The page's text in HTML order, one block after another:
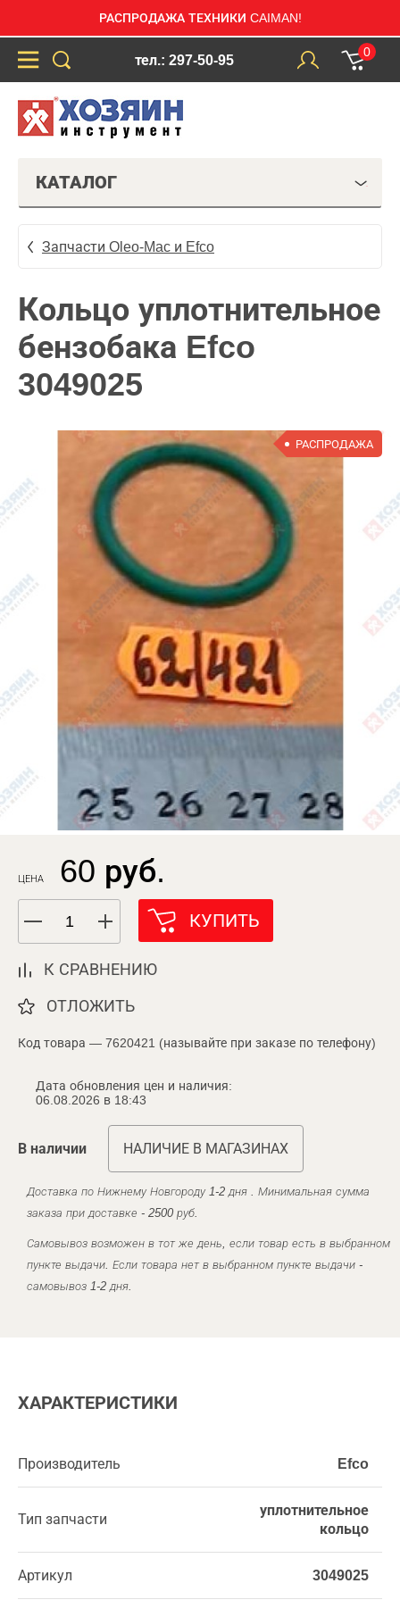
РАСПРОДАЖА ТЕХНИКИ CAIMAN!
тел.: 297-50-95
0
КАТАЛОГ
Запчасти Oleo-Mac и Efco
Кольцо уплотнительное
бензобака Efco
3049025
РАСПРОДАЖА
ЦЕНА 60 руб.
КУПИТЬ
К СРАВНЕНИЮ
ОТЛОЖИТЬ
Код товара — 7620421 (называйте при заказе по телефону)
Дата обновления цен и наличия:
06.08.2026 в 18:43
В наличии НАЛИЧИЕ В МАГАЗИНАХ
Доставка по Нижнему Новгороду 1-2 дня . Минимальная сумма
заказа при доставке - 2500 руб.
Самовывоз возможен в тот же день, если товар есть в выбранном
пункте выдачи. Если товара нет в выбранном пункте выдачи -
самовывоз 1-2 дня.
ХАРАКТЕРИСТИКИ
Производитель Efco
Тип запчасти
уплотнительное
кольцо
Артикул 3049025